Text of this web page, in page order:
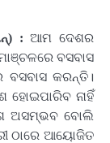
: ଆମ ଦେଶର
ବସବାସ
କରନ୍ତି।
ହୋଇପାରିବ ନାହିଁ
ଅସମ୍ଭବ ବୋଲି
ଠାରେ ଆୟୋଜିତ